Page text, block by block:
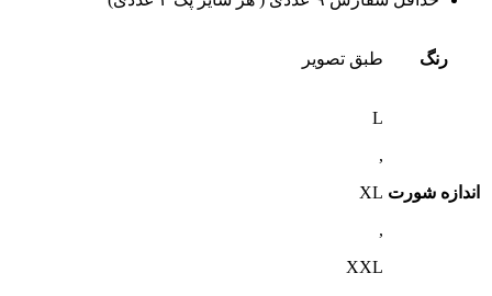
رنگ طبق تصویر
اندازه شورت
L
,
XL
,
XXL